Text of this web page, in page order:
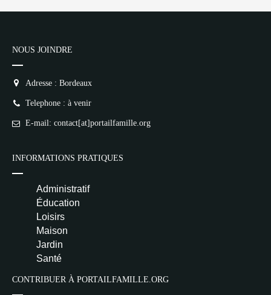
NOUS JOINDRE
Adresse : Bordeaux
Telephone : à venir
E-mail: contact[at]portailfamille.org
INFORMATIONS PRATIQUES
Administratif
Éducation
Loisirs
Maison
Jardin
Santé
CONTRIBUER À PORTAILFAMILLE.ORG